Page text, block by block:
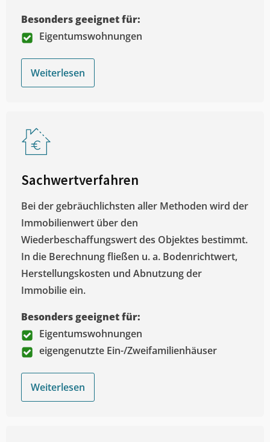
Besonders geeignet für:
Eigentumswohnungen
Weiterlesen
Sachwertverfahren
Bei der gebräuchlichsten aller Methoden wird der
Immobilienwert über den
Wiederbeschaffungswert des Objektes bestimmt.
In die Berechnung fließen u. a. Bodenrichtwert,
Herstellungskosten und Abnutzung der
Immobilie ein.
Besonders geeignet für:
Eigentumswohnungen
eigengenutzte Ein-/Zweifamilienhäuser
Weiterlesen